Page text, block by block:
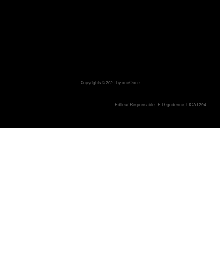
Copyrights © 2021 by oneOone
Editeur Responsable : F. Degodenne, LIC A1294.